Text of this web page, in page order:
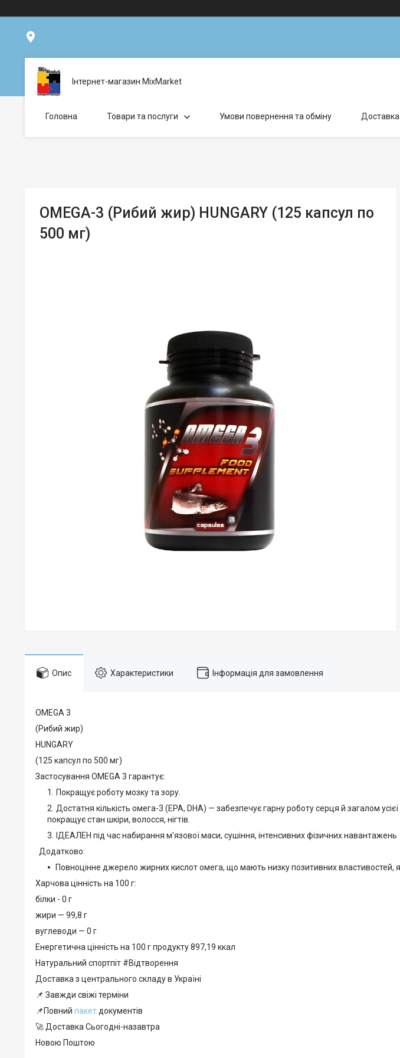
Інтернет-магазин MixMarket
Головна Товари та послуги Умови повернення та обміну Доставка
OMEGA-3 (Рибий жир) HUNGARY (125 капсул по
500 мг)
Опис Характеристики Інформація для замовлення
OMEGA 3
(Рибий жир)
HUNGARY
(125 капсул по 500 мг)
Застосування OMEGA 3 гарантує:
Покращує роботу мозку та зору.
Достатня кількість омега-3 (EPA, DHA) — забезпечує гарну роботу серця й загалом
покращує стан шкіри, волосся, нігтів.
ІДЕАЛЕН під час набирання м'язової маси, сушіння, інтенсивних фізичних навантажень
Додатково:
Повноцінне джерело жирних кислот омега, що мають низку позитивних властивостей,
Харчова цінність на 100 г:
білки - 0 г
жири — 99,8 г
вуглеводи — 0 г
Енергетична цінність на 100 г продукту 897,19 ккал
Натуральний спортпіт #Відтворення
Доставка з центрального складу в Україні
📌 Завжди свіжі терміни
📌Повний пакет документів
🚀 Доставка Сьогодні-назавтра
Новою Поштою